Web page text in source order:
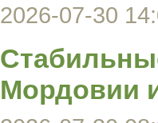
2026-07-30
Мордовии